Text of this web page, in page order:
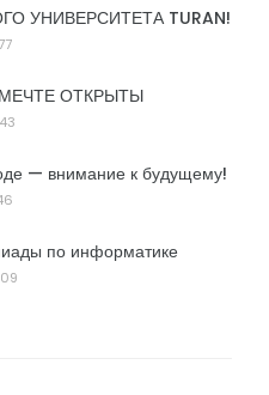
УНИВЕРСИТЕТА TURAN!
ОТКРЫТЫ
— внимание к будущему!
по информатике